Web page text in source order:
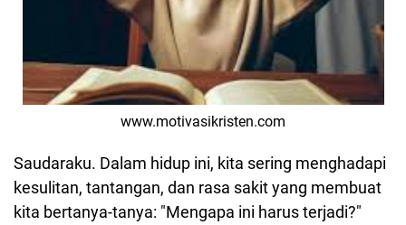
www.motivasikristen.com
Saudaraku. Dalam hidup ini, kita sering menghadapi
kesulitan, tantangan, dan rasa sakit yang membuat
kita bertanya-tanya: "Mengapa ini harus terjadi?"